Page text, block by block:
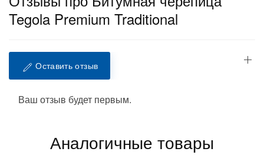
Tegola Premium Traditional
Оставить отзыв
Ваш отзыв будет первым.
Аналогичные товары